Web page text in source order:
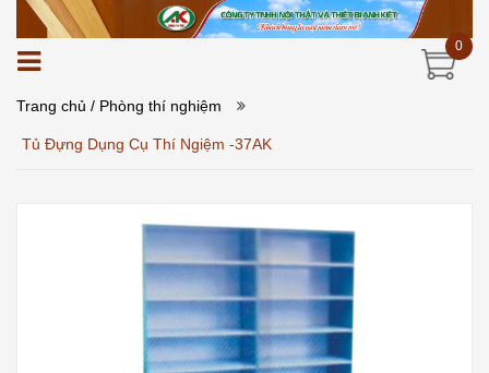
0
Trang chủ / Phòng thí nghiệm
Tủ Đựng Dụng Cụ Thí Ngiệm -37AK